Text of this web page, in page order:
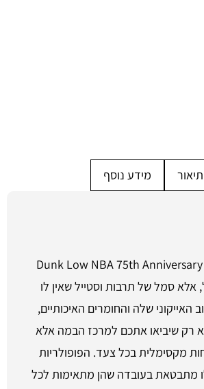
תיאור מידע נוסף
Dunk Low NBA 75th
סמל של תרבות וסטייל שאין לו
האייקוני שלה והחומרים האיכותיים,
רק שיביאו אתכם למרכז הבמה אלא
מקסימלית בכל צעד. הפופולריות
מתבטאת בעובדה שהן מתאימות לכל